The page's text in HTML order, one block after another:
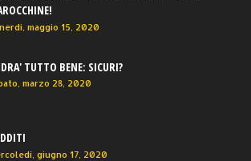
maggio 15, 2020
TUTTO BENE: SICURI?
marzo 28, 2020
giugno 17, 2020